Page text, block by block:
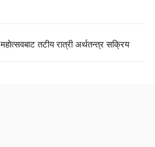
तटीय रात्री अर्थतन्त्र सक्रिय